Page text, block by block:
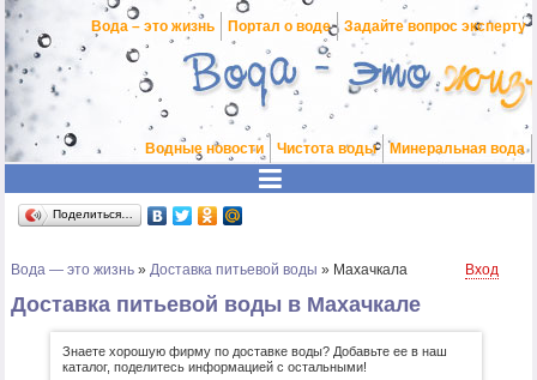
Вода – это жизнь Портал о воде Задайте вопрос эксперту
Водные новости Чистота воды Минеральная вода
Поделиться…
Вода — это жизнь » Доставка питьевой воды » Махачкала Вход
Доставка питьевой воды в Махачкале
Знаете хорошую фирму по доставке воды? Добавьте ее в наш
каталог, поделитесь информацией с остальными!